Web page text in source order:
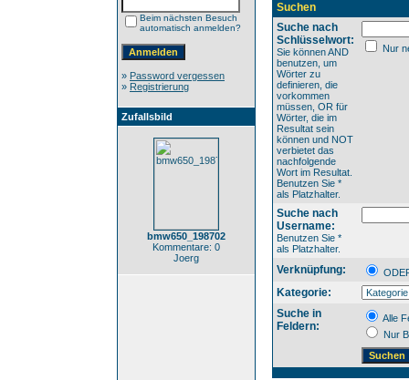
Beim nächsten Besuch
automatisch anmelden?
» Password vergessen
» Registrierung
Zufallsbild
bmw650_198702
Kommentare: 0
Joerg
Suchen
Suche nach
Schlüsselwort:
Sie können AND
benutzen, um
Wörter zu
definieren, die
vorkommen
müssen, OR für
Wörter, die im
Resultat sein
können und NOT
verbietet das
nachfolgende
Wort im Resultat.
Benutzen Sie *
als Platzhalter.
Nur
Suche nach
Username:
Benutzen Sie *
als Platzhalter.
Verknüpfung:
Kategorie:
Suche in
Feldern:
Alle
Nur